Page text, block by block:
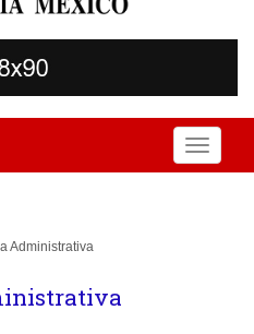
Toggle
Administrativa